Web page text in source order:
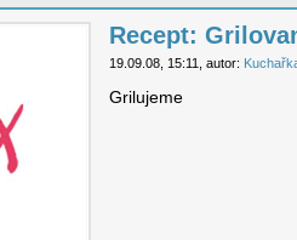
Recept:
19.09.08, 15:11, autor:
Grilujeme